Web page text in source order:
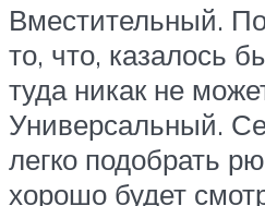
Вместительный.
то, что, казалось
туда никак не
Универсальный.
легко подобрать
хорошо будет